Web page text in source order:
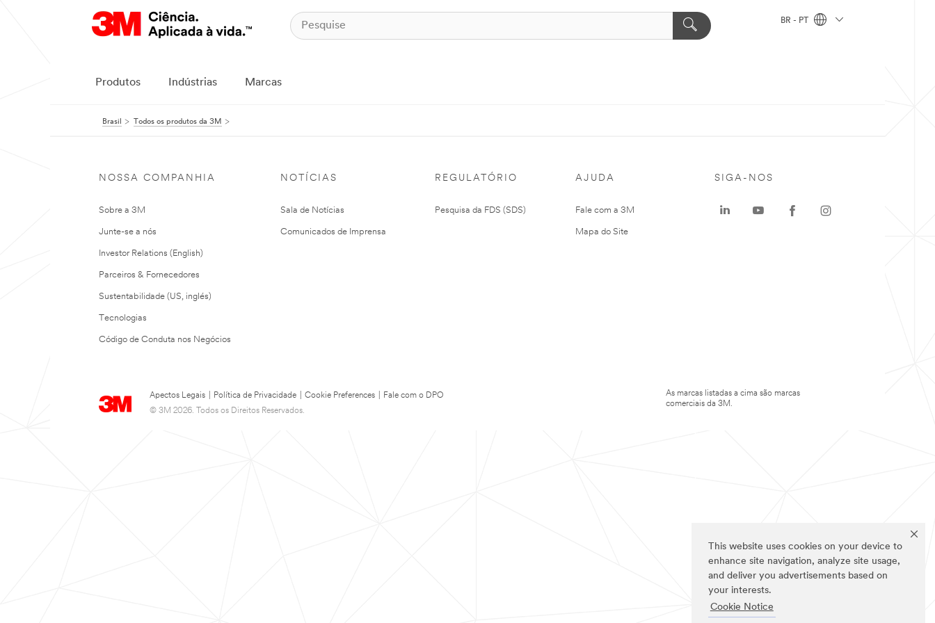
This website uses cookies on your device to
enhance site navigation, analyze site usage,
and deliver you advertisements based on
your interests.
Cookie Notice
BR - PT
Produtos Indústrias Marcas
Brasil Todos os produtos da 3M
NOSSA COMPANHIA
Sobre a 3M
Junte-se a nós
Investor Relations (English)
Parceiros & Fornecedores
Sustentabilidade (US, inglés)
Tecnologias
Código de Conduta nos Negócios
NOTÍCIAS
Sala de Notícias
Comunicados de Imprensa
REGULATÓRIO
Pesquisa da FDS (SDS)
AJUDA
Fale com a 3M
Mapa do Site
Apectos Legais Política de Privacidade Cookie Preferences
Fale com o DPO
© 3M 2026. Todos os Direitos Reservados.
SIGA-NOS
As marcas listadas a cima são marcas
comerciais da 3M.